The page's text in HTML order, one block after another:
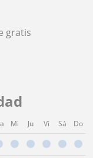
gratis
Mi Ju Vi Sá Do